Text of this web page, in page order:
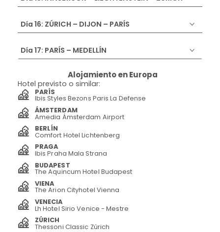
Día 16: ZÚRICH – DIJON – PARÍS
Día 17: PARÍS – MEDELLÍN
Alojamiento en Europa
Hotel previsto o similar:
PARÍS
Ibis Styles Bezons Paris La Defense
ÁMSTERDAM
Amedia Ámsterdam Airport
BERLÍN
Comfort Hotel Lichtenberg
PRAGA
Ibis Praha Mala Strana
BUDAPEST
The Aquincum Hotel Budapest
VIENA
The Arion Cityhotel Vienna
VENECIA
Lh Hotel Sirio Venice - Mestre
ZÚRICH
Thessoni Classic Zúrich